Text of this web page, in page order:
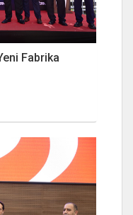
Fabrika